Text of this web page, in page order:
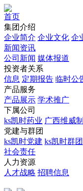
首页
集团介绍
企业简介 企业文化 企
新闻资讯
公司新闻 媒体报道
投资者关系
信息 定期报告 临时公
产品服务
产品展示 学术推广
下属公司
ks凯时药业 广西维威
党建与群团
ks凯时党建 ks凯时群团
社会责任
人力资源
人才战略 招聘信息